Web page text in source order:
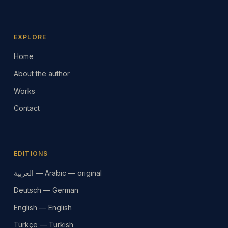
EXPLORE
Home
About the author
Works
Contact
EDITIONS
العربية — Arabic — original
Deutsch — German
English — English
Türkçe — Turkish